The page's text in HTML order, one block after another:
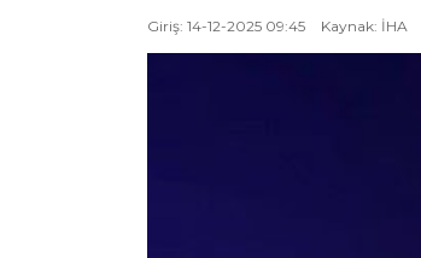
Giriş: 14-12-2025 09:45 Kaynak: İHA